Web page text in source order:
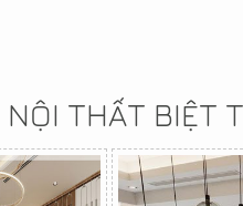
NỘI THẤT BIỆT